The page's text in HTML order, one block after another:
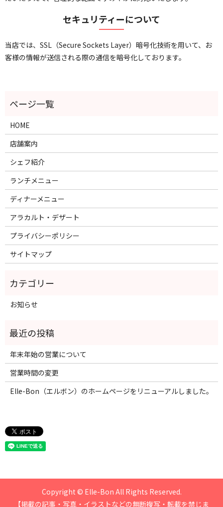
セキュリティーについて
当店では、SSL（Secure Sockets Layer）暗号化技術を用いて、お
客様の情報が送信される際の通信を暗号化しております。
HOME
店舗案内
シェフ紹介
ランチメニュー
ディナーメニュー
アラカルト・デザート
プライバシーポリシー
サイトマップ
お知らせ
年末年始の営業について
営業時間の変更
Elle-Bon（エルボン）のホームページをリニューアルしました。
Copyright © Elle-Bon All Rights Reserved.
【掲載の記事・写真・イラストなどの無断複写・転載を禁じま